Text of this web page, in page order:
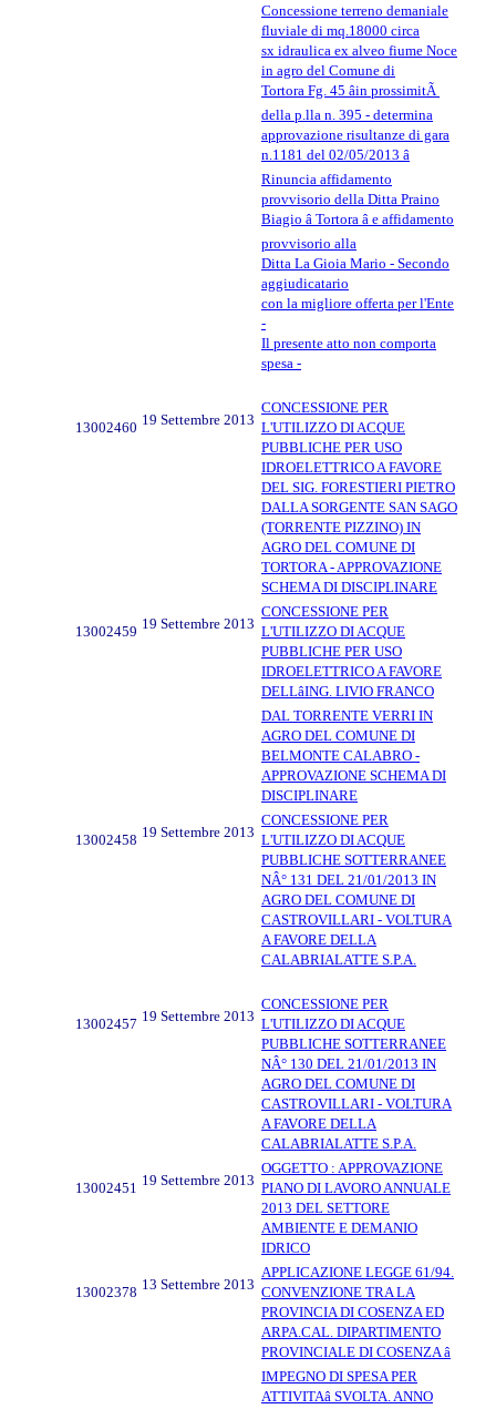
Concessione terreno demaniale
fluviale di mq.18000 circa
sx idraulica ex alveo fiume Noce
in agro del Comune di
Tortora Fg. 45 âin prossimitÃ
della p.lla n. 395 - determina
approvazione risultanze di gara
n.1181 del 02/05/2013 â
Rinuncia affidamento
provvisorio della Ditta Praino
Biagio â Tortora â e affidamento
provvisorio alla
Ditta La Gioia Mario - Secondo
aggiudicatario
con la migliore offerta per l'Ente
-
Il presente atto non comporta
spesa -
13002460 19 Settembre 2013
CONCESSIONE PER
L'UTILIZZO DI ACQUE
PUBBLICHE PER USO
IDROELETTRICO A FAVORE
DEL SIG. FORESTIERI PIETRO
DALLA SORGENTE SAN SAGO
(TORRENTE PIZZINO) IN
AGRO DEL COMUNE DI
TORTORA - APPROVAZIONE
SCHEMA DI DISCIPLINARE
13002459 19 Settembre 2013
CONCESSIONE PER
L'UTILIZZO DI ACQUE
PUBBLICHE PER USO
IDROELETTRICO A FAVORE
DELLâING. LIVIO FRANCO
DAL TORRENTE VERRI IN
AGRO DEL COMUNE DI
BELMONTE CALABRO -
APPROVAZIONE SCHEMA DI
DISCIPLINARE
13002458 19 Settembre 2013
CONCESSIONE PER
L'UTILIZZO DI ACQUE
PUBBLICHE SOTTERRANEE
NÂ° 131 DEL 21/01/2013 IN
AGRO DEL COMUNE DI
CASTROVILLARI - VOLTURA
A FAVORE DELLA
CALABRIALATTE S.P.A.
13002457 19 Settembre 2013
CONCESSIONE PER
L'UTILIZZO DI ACQUE
PUBBLICHE SOTTERRANEE
NÂ° 130 DEL 21/01/2013 IN
AGRO DEL COMUNE DI
CASTROVILLARI - VOLTURA
A FAVORE DELLA
CALABRIALATTE S.P.A.
13002451 19 Settembre 2013
OGGETTO : APPROVAZIONE
PIANO DI LAVORO ANNUALE
2013 DEL SETTORE
AMBIENTE E DEMANIO
IDRICO
13002378 13 Settembre 2013
APPLICAZIONE LEGGE 61/94.
CONVENZIONE TRA LA
PROVINCIA DI COSENZA ED
ARPA.CAL. DIPARTIMENTO
PROVINCIALE DI COSENZA â
IMPEGNO DI SPESA PER
ATTIVITAâ SVOLTA. ANNO